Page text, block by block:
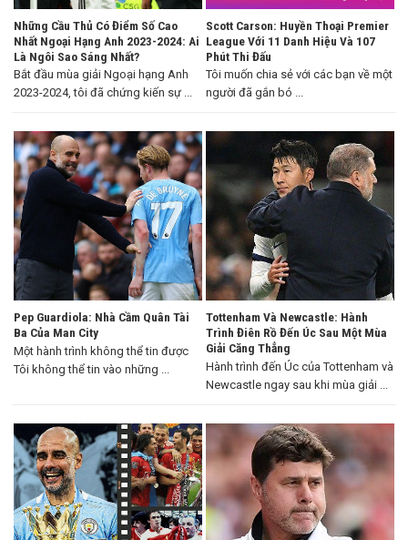
Những Cầu Thủ Có Điểm Số Cao
Nhất Ngoại Hạng Anh 2023-2024: Ai
Là Ngôi Sao Sáng Nhất?
Bắt đầu mùa giải Ngoại hạng Anh
2023-2024, tôi đã chứng kiến sự ...
Scott Carson: Huyền Thoại Premier
League Với 11 Danh Hiệu Và 107
Phút Thi Đấu
Tôi muốn chia sẻ với các bạn về một
người đã gắn bó ...
Pep Guardiola: Nhà Cầm Quân Tài
Ba Của Man City
Một hành trình không thể tin được
Tôi không thể tin vào những ...
Tottenham Và Newcastle: Hành
Trình Điên Rồ Đến Úc Sau Một Mùa
Giải Căng Thẳng
Hành trình đến Úc của Tottenham và
Newcastle ngay sau khi mùa giải ...